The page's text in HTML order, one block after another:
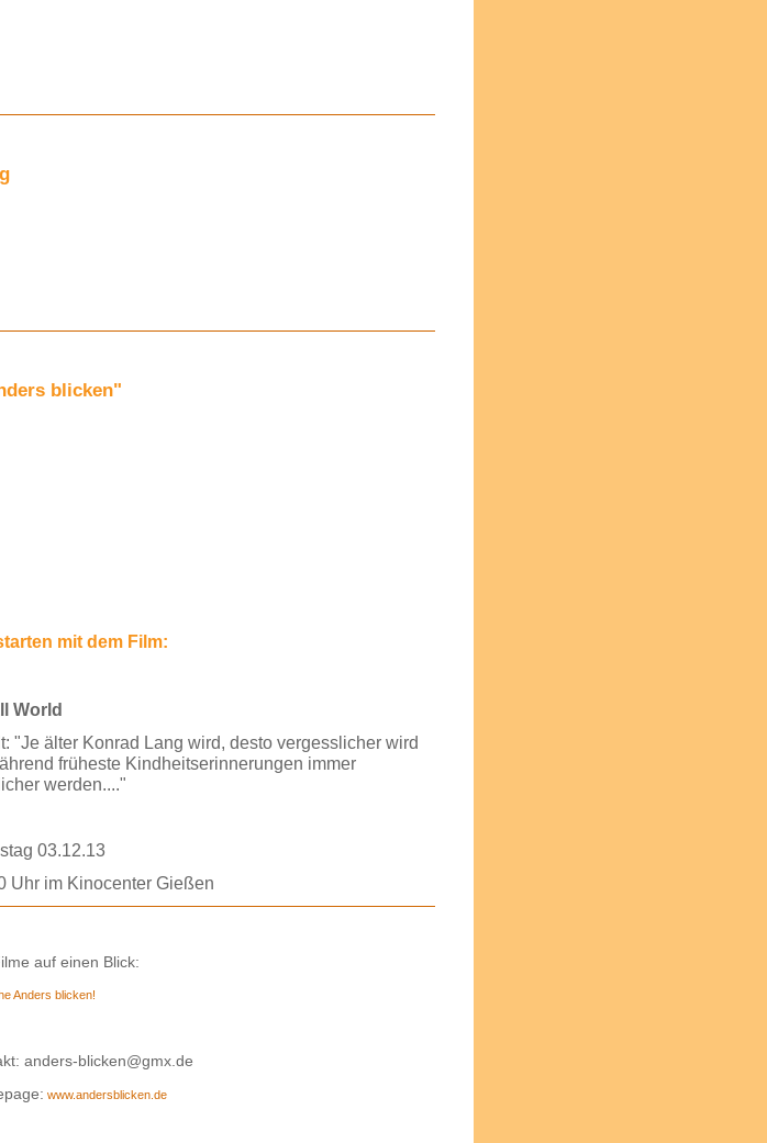
blicken"
mit dem Film:
World
"Je älter Konrad Lang wird, desto vergesslicher wird
früheste Kindheitserinnerungen immer
werden...."
03.12.13
Uhr im Kinocenter Gießen
auf einen Blick:
Anders blicken!
anders-blicken@gmx.de
www.andersblicken.de